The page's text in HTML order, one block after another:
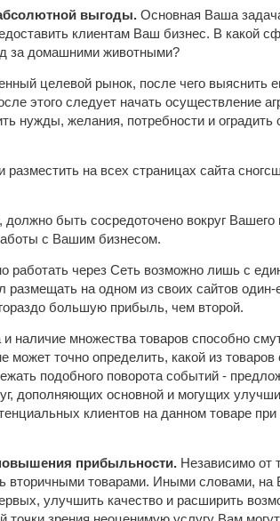
выгоды. Основная Ваша
клиентам Ваш бизнес. В какой
за домашними животными?
целевой рынок, после чего выяснить
этого следует начать осуществление
нужды, желания, потребности и
разместить на всех страницах сайта
быть сосредоточено вокруг Вашего
с Вашим бизнесом.
работать через Сеть возможно лишь с
размещать на одном из своих сайтов
большую прибыль, чем второй.
наличие множества товаров способно
может точно определить, какой из
подобного поворота событий -
дополняющих основной и могущих
клиентов на данном товаре
прибыльности. Независимо от
вторичными товарами. Иными словами,
улучшить качество и расширить